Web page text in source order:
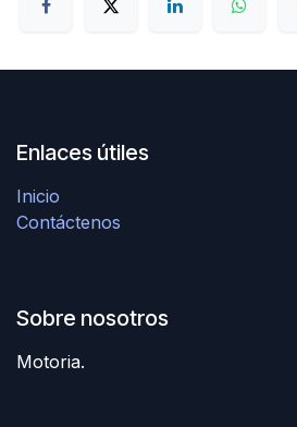
Enlaces útiles
Inicio
Contáctenos
Sobre nosotros
Motoria.